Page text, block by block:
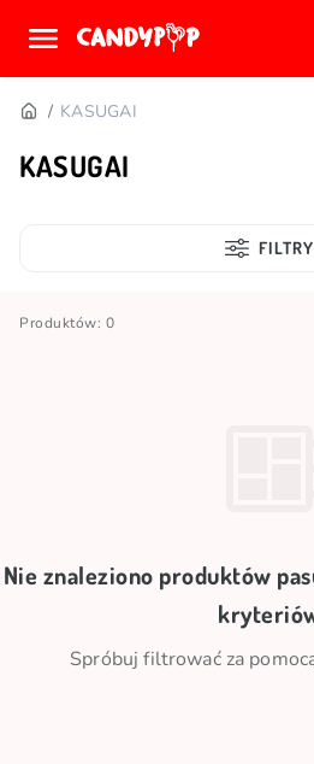
KASUGAI
KASUGAI
FILTRY
Produktów: 0
Nie znaleziono produktów
Spróbuj filtrować za